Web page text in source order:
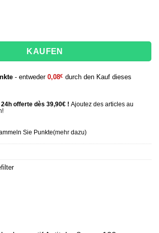
x40
KAUFEN
- entweder 0,08€ durch den Kauf dieses
offerte dès 39,90€ ! Ajoutez des articles au
Sie Punkte(mehrdazu)